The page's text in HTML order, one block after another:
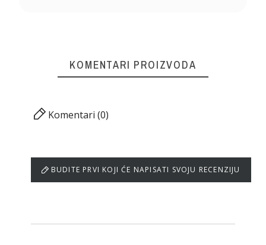
KOMENTARI PROIZVODA
Komentari (0)
BUDITE PRVI KOJI ĆE NAPISATI SVOJU RECENZIJU